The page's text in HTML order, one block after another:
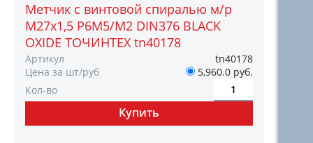
Метчик с винтовой спиралью м/р
М27х1,5 Р6М5/М2 DIN376 BLACK
OXIDE ТОЧИНТЕХ tn40178
Артикул
tn40178
Цена за шт/руб
5,960.0 руб.
Кол-во